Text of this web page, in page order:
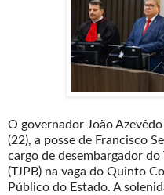
O governador João
(22), a posse de Francisco
cargo de desembargador
(TJPB) na vaga do Quinto
Público do Estado. A